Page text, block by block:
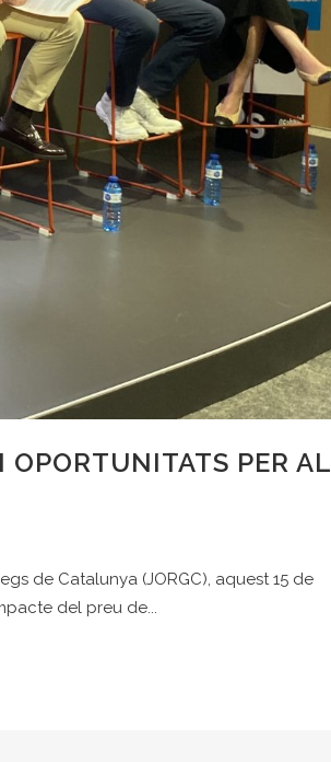
OPORTUNITATS PER AL
de Catalunya (JORGC), aquest 15 de
del preu de...